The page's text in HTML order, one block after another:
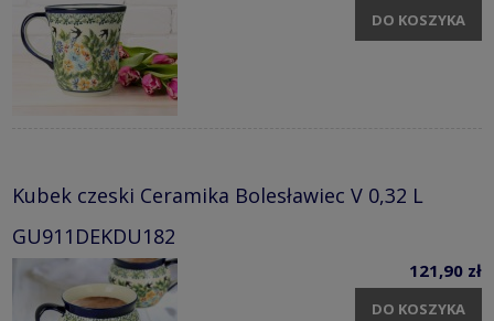
DO KOSZYKA
Kubek czeski Ceramika Bolesławiec V 0,32 L
GU911DEKDU182
121,90 zł
DO KOSZYKA